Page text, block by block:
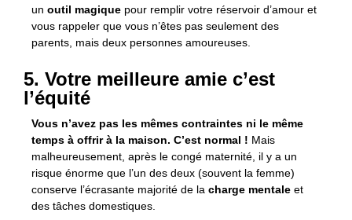
un outil magique pour remplir votre réservoir d’amour et
vous rappeler que vous n’êtes pas seulement des
parents, mais deux personnes amoureuses.
5. Votre meilleure amie c’est
l’équité
Vous n’avez pas les mêmes contraintes ni le même
temps à offrir à la maison. C’est normal ! Mais
malheureusement, après le congé maternité, il y a un
risque énorme que l’un des deux (souvent la femme)
conserve l’écrasante majorité de la charge mentale et
des tâches domestiques.